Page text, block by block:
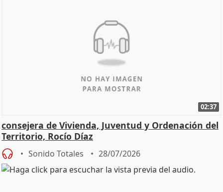
02:37
consejera de Vivienda, Juventud y Ordenación del
Territorio, Rocío Díaz
Sonido Totales 28/07/2026